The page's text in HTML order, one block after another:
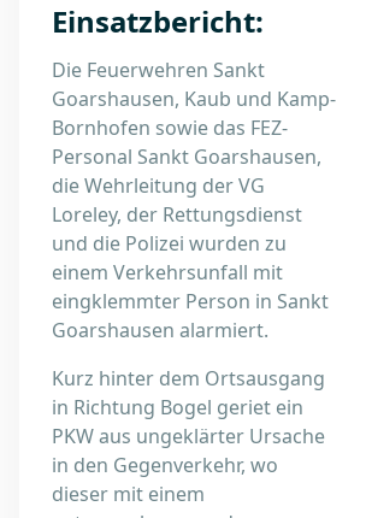
Einsatzbericht:
Die Feuerwehren Sankt
Goarshausen, Kaub und Kamp-
Bornhofen sowie das FEZ-
Personal Sankt Goarshausen,
die Wehrleitung der VG
Loreley, der Rettungsdienst
und die Polizei wurden zu
einem Verkehrsunfall mit
eingklemmter Person in Sankt
Goarshausen alarmiert.
Kurz hinter dem Ortsausgang
in Richtung Bogel geriet ein
PKW aus ungeklärter Ursache
in den Gegenverkehr, wo
dieser mit einem